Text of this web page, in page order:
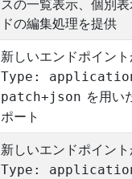
スの一覧表示、個別
ドの編集処理を提供
新しいエンドポイン
Type:
patch+json を用い
ポート
新しいエンドポイン
Type: